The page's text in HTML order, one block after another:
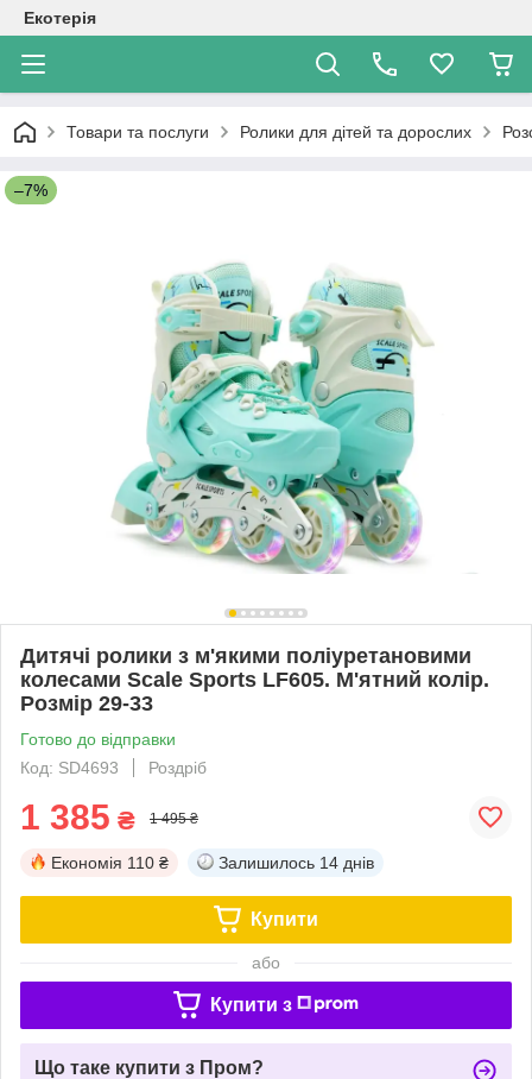
Екотерія
Товари та послуги Ролики для дітей та дорослих
–7%
Дитячі ролики з м'якими поліуретановими
колесами Scale Sports LF605. М'ятний колір.
Розмір 29-33
Готово до відправки
Код: SD4693
Роздріб
1 385 ₴ 1 495 ₴
Економія 110 ₴ Залишилось 14 днів
Купити
або
Купити з
Що таке купити з Пром?